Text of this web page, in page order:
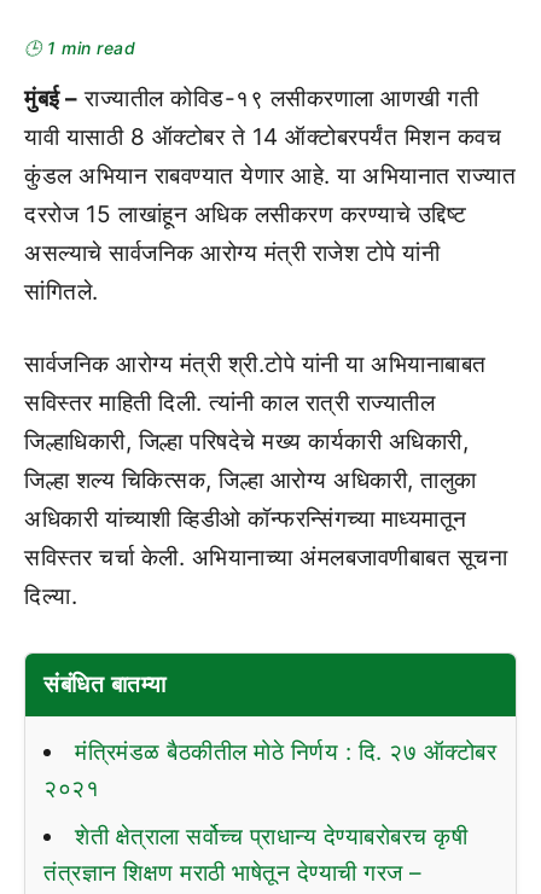
🕒 1 min read
मुंबई – राज्यातील कोविड-१९ लसीकरणाला आणखी गती
यावी यासाठी 8 ऑक्टोबर ते 14 ऑक्टोबरपर्यंत मिशन कवच
कुंडल अभियान राबवण्यात येणार आहे. या अभियानात राज्यात
दररोज 15 लाखांहून अधिक लसीकरण करण्याचे उद्दिष्ट
असल्याचे सार्वजनिक आरोग्य मंत्री राजेश टोपे यांनी
सांगितले.
सार्वजनिक आरोग्य मंत्री श्री.टोपे यांनी या अभियानाबाबत
सविस्तर माहिती दिली. त्यांनी काल रात्री राज्यातील
जिल्हाधिकारी, जिल्हा परिषदेचे मख्य कार्यकारी अधिकारी,
जिल्हा शल्य चिकित्सक, जिल्हा आरोग्य अधिकारी, तालुका
अधिकारी यांच्याशी व्हिडीओ कॉन्फरन्सिंगच्या माध्यमातून
सविस्तर चर्चा केली. अभियानाच्या अंमलबजावणीबाबत सूचना
दिल्या.
संबंधित बातम्या
मंत्रिमंडळ बैठकीतील मोठे निर्णय : दि. २७ ऑक्टोबर
२०२१
शेती क्षेत्राला सर्वोच्च प्राधान्य देण्याबरोबरच कृषी
तंत्रज्ञान शिक्षण मराठी भाषेतून देण्याची गरज –